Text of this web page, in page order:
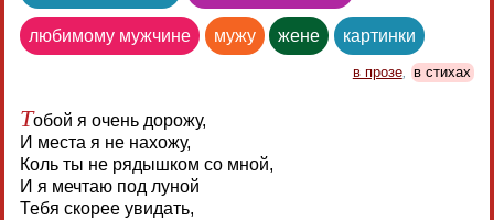
любимому мужчине мужу жене картинки
в прозе, в стихах
Тобой я очень дорожу,
И места я не нахожу,
Коль ты не рядышком со мной,
И я мечтаю под луной
Тебя скорее увидать,